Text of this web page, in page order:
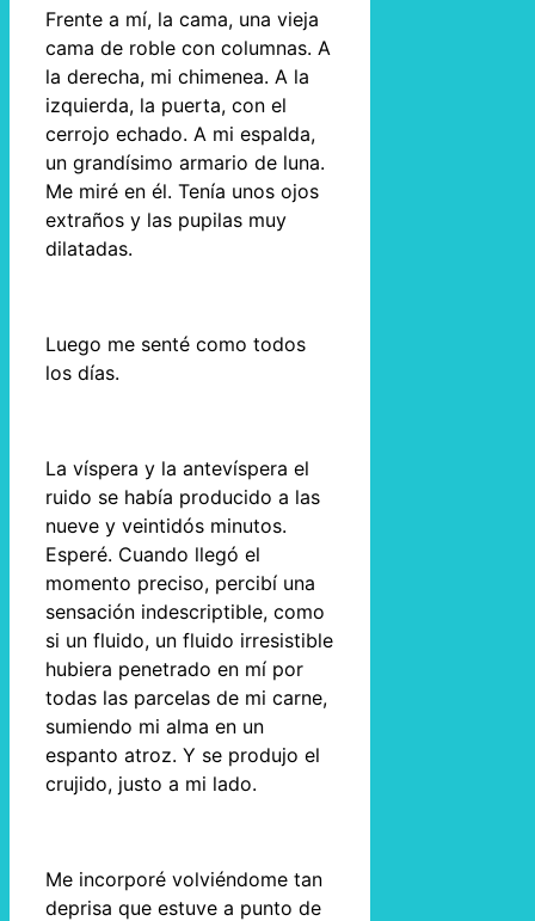
Frente a mí, la cama, una vieja
cama de roble con columnas. A
la derecha, mi chimenea. A la
izquierda, la puerta, con el
cerrojo echado. A mi espalda,
un grandísimo armario de luna.
Me miré en él. Tenía unos ojos
extraños y las pupilas muy
dilatadas.
Luego me senté como todos
los días.
La víspera y la antevíspera el
ruido se había producido a las
nueve y veintidós minutos.
Esperé. Cuando llegó el
momento preciso, percibí una
sensación indescriptible, como
si un fluido, un fluido irresistible
hubiera penetrado en mí por
todas las parcelas de mi carne,
sumiendo mi alma en un
espanto atroz. Y se produjo el
crujido, justo a mi lado.
Me incorporé volviéndome tan
deprisa que estuve a punto de